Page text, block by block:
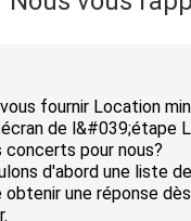
(ventes de
avec Linsn ou
de marque)